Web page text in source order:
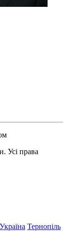
Усі права
Україна Тернопіль